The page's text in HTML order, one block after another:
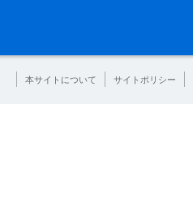
本サイトについて サイトポリシー